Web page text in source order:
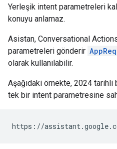
Yerleşik intent parametreleri
konuyu anlamaz.
Asistan, Conversational
parametreleri gönderir
olarak kullanılabilir.
Aşağıdaki örnekte, 2024 tarihli
tek bir intent parametresine